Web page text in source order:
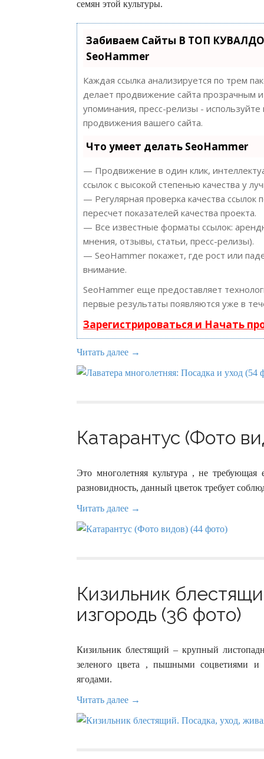
семян этой культуры.
Забиваем Сайты В ТОП
SeoHammer
Каждая ссылка анализируется по трем
делает продвижение сайта прозрачным
упоминания, пресс-релизы -
продвижения вашего сайта.
Что умеет делать SeoHammer
— Продвижение в один клик,
ссылок с высокой степенью качества у
— Регулярная проверка качества
пересчет показателей качества проекта.
— Все известные форматы ссылок:
мнения, отзывы, статьи, пресс-релизы).
— SeoHammer покажет, где рост или
внимание.
SeoHammer еще предоставляет
первые результаты появляются уже в
Зарегистрироваться и Начать
Читать далее →
Катарантус (Фото
Это многолетняя культура , не
разновидность, данный цветок требует
Читать далее →
Кизильник
изгородь (36 фото)
Кизильник блестящий – крупный
зеленого цвета , пышными соцветиями
ягодами.
Читать далее →